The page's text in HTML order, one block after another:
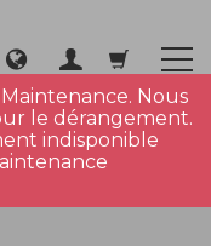
Nous
le dérangement.
indisponible